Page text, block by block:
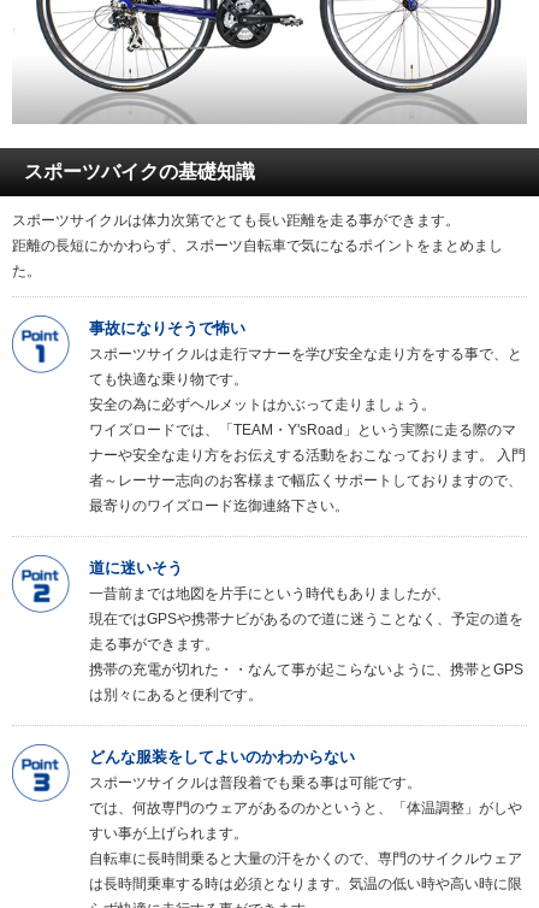
スポーツバイクの基礎知識
スポーツサイクルは体力次第でとても長い距離を走る事ができます。
距離の長短にかかわらず、スポーツ自転車で気になるポイントをまとめまし
た。
事故になりそうで怖い
スポーツサイクルは走行マナーを学び安全な走り方をする事で、と
ても快適な乗り物です。
安全の為に必ずヘルメットはかぶって走りましょう。
ワイズロードでは、「TEAM・Y'sRoad」という実際に走る際のマ
ナーや安全な走り方をお伝えする活動をおこなっております。 入門
者～レーサー志向のお客様まで幅広くサポートしておりますので、
最寄りのワイズロード迄御連絡下さい。
道に迷いそう
一昔前までは地図を片手にという時代もありましたが、
現在ではGPSや携帯ナビがあるので道に迷うことなく、予定の道を
走る事ができます。
携帯の充電が切れた・・なんて事が起こらないように、携帯とGPS
は別々にあると便利です。
どんな服装をしてよいのかわからない
スポーツサイクルは普段着でも乗る事は可能です。
では、何故専門のウェアがあるのかというと、「体温調整」がしや
すい事が上げられます。
自転車に長時間乗ると大量の汗をかくので、専門のサイクルウェア
は長時間乗車する時は必須となります。気温の低い時や高い時に限